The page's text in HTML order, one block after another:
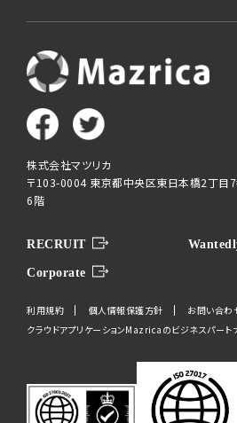
株式会社マツリカ
〒103-0004 東京都中央区東日本橋2丁目
6階
RECRUIT
Corporate
利用規約 個人情報保護方針
お問い合わ
クラウドアプリケーションMazricaのビジネスパート